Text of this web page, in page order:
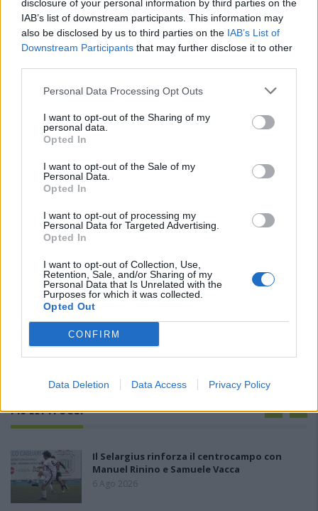
disclosure of your personal information by third parties on the
IAB’s list of downstream participants. This information may
also be disclosed by us to third parties on the IAB’s List of
Downstream Participants that may further disclose it to other
Personal Data Processing Opt Outs
I want to opt-out of the Sharing of my
personal data.
Opted In
I want to opt-out of the Sale of my
Personal Data.
Opted In
I want to opt-out of processing my
Personal Data for Targeted Advertising.
Opted In
I want to opt-out of Collection, Use,
Retention, Sale, and/or Sharing of my
Personal Data that Is Unrelated with the
Purposes for which it was collected.
Opted Out
CONFIRM
Data Deletion Data Access Privacy Policy
PIÙ LETTI OGGI
Il Selargius rinforza il centrocampo con
Manuel Rinino e Samuele Vacca
6 Ago 2026